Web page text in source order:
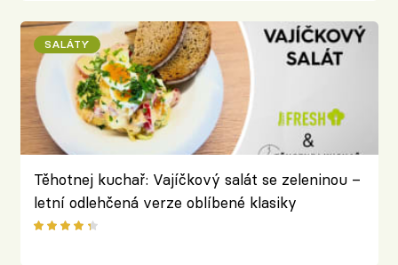
SALÁTY
Těhotnej kuchař: Vajíčkový salát se zeleninou –
letní odlehčená verze oblíbené klasiky